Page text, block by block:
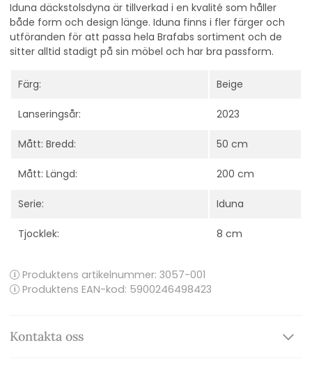
Iduna däckstolsdyna är tillverkad i en kvalité som håller
både form och design länge. Iduna finns i fler färger och
utföranden för att passa hela Brafabs sortiment och de
sitter alltid stadigt på sin möbel och har bra passform.
Färg: Beige
Lanseringsår: 2023
Mått: Bredd: 50 cm
Mått: Längd: 200 cm
Serie: Iduna
Tjocklek: 8 cm
Produktens artikelnummer: 3057-001
Produktens EAN-kod: 5900246498423
Kontakta oss